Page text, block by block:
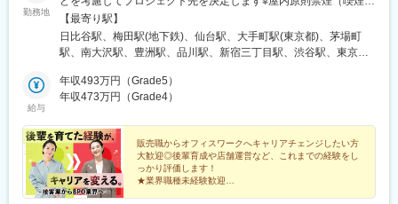
勤務地
あり）【勤務地エリア】■関東圏：東京都（23区・23区外）／神
奈川県／埼玉県／千葉県■その他：大阪／仙台【本社】・東京都千
代田区有楽町1-13-1 第一生命日比谷ファースト（14階、19・20
ワーズノース32F・宮城県仙台市青葉区花京院１丁目2-3（プロジ
ェクト先の住所は上記事業所の住所とは異なる場合があります）--
社およびすべての事業所※リモートワークを許可された場合は自宅
またはサテライトオフィス※サテライトオフィスの有無はエリアに
よって異なります※事業所の変更を伴わずに、出張を命じることが
あります
【最寄り駅】
日比谷駅、梅田駅(地下鉄)、仙台駅、大手町駅(東京都)、茅場町
駅、南大沢駅、豊洲駅、品川駅、新宿三丁目駅、渋谷駅、東京
都)、新橋駅、有楽町駅、芝浦ふ頭駅、目黒駅、大崎駅、神田駅(東
京都)、御茶ノ水駅、飯田橋駅、四ツ谷駅、市ケ谷駅、高田馬場
都)、六本木駅、青山一丁目駅、中目黒駅、二子玉川駅、錦糸町
駅、東陽町駅、立会川駅、東北沢駅、成城学園前駅、荻窪駅、立
川北駅、調布駅、新高島駅、京急川崎駅、溝の口駅、日吉駅(神奈
川県)、浦和駅、京成成田駅、淀屋橋駅、高槻駅、あおば通駅、大
阪梅田駅(阪神線)、竹橋駅、北品川駅、新宿駅(東京メトロ)、神泉
給与
年収493万円（Grade5）
年収473万円（Grade4）
販売職からオフィスワークへキャリアチェンジしたい方
大歓迎◎後輩育成や店舗運営など、これまでの経験をし
っかり評価します！
★業界職種未経験歓迎